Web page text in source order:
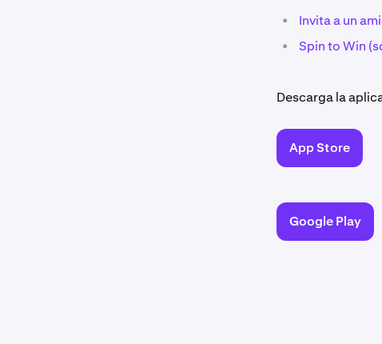
• Invita a un
• Spin to Win
Descarga la
App Store
Google Play